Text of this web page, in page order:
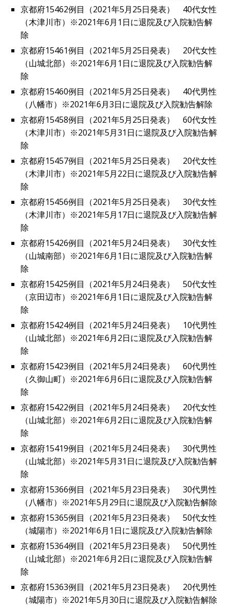
京都府15462例目（2021年5月25日発表） 40代女性
（木津川市）※2021年6月1日に退院及び入院勧告解
除
京都府15461例目（2021年5月25日発表） 20代女性
（山城北部）※2021年6月1日に退院及び入院勧告解
除
京都府15460例目（2021年5月25日発表） 40代男性
（八幡市）※2021年6月3日に退院及び入院勧告解除
京都府15458例目（2021年5月25日発表） 60代女性
（木津川市）※2021年5月31日に退院及び入院勧告解
除
京都府15457例目（2021年5月25日発表） 20代女性
（木津川市）※2021年5月22日に退院及び入院勧告解
除
京都府15456例目（2021年5月25日発表） 30代女性
（木津川市）※2021年5月17日に退院及び入院勧告解
除
京都府15426例目（2021年5月24日発表） 30代女性
（山城南部）※2021年6月1日に退院及び入院勧告解
除
京都府15425例目（2021年5月24日発表） 50代女性
（京田辺市）※2021年6月1日に退院及び入院勧告解
除
京都府15424例目（2021年5月24日発表） 10代男性
（山城北部）※2021年6月2日に退院及び入院勧告解
除
京都府15423例目（2021年5月24日発表） 60代男性
（久御山町）※2021年6月6日に退院及び入院勧告解
除
京都府15422例目（2021年5月24日発表） 20代女性
（山城北部）※2021年6月2日に退院及び入院勧告解
除
京都府15419例目（2021年5月24日発表） 30代男性
（山城北部）※2021年5月31日に退院及び入院勧告解
除
京都府15366例目（2021年5月23日発表） 30代男性
（八幡市）※2021年5月29日に退院及び入院勧告解除
京都府15365例目（2021年5月23日発表） 50代女性
（城陽市）※2021年6月1日に退院及び入院勧告解除
京都府15364例目（2021年5月23日発表） 50代男性
（山城北部）※2021年6月2日に退院及び入院勧告解
除
京都府15363例目（2021年5月23日発表） 20代男性
（城陽市）※2021年5月30日に退院及び入院勧告解除